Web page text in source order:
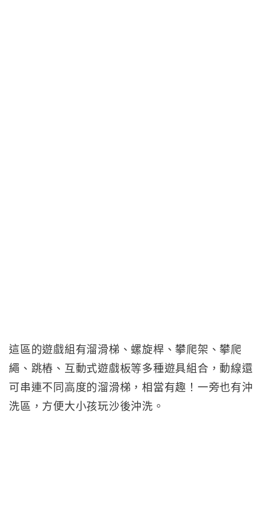
這區的遊戲組有溜滑梯、螺旋桿、攀爬架、攀爬
繩、跳樁、互動式遊戲板等多種遊具組合，動線還
可串連不同高度的溜滑梯，相當有趣！一旁也有沖
洗區，方便大小孩玩沙後沖洗。